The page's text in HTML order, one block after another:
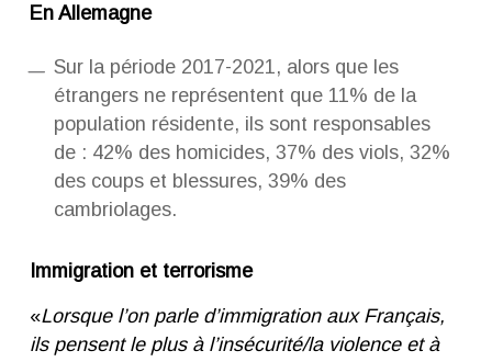
En Allemagne
Sur la période 2017-2021, alors que les
étrangers ne représentent que 11% de la
population résidente, ils sont responsables
de : 42% des homicides, 37% des viols, 32%
des coups et blessures, 39% des
cambriolages.
Immigration et terrorisme
«Lorsque l’on parle d’immigration aux Français,
ils pensent le plus à l’insécurité/la violence et à